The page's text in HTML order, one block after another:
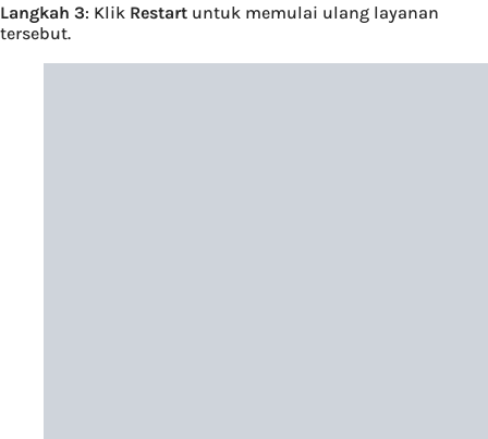
Langkah 3: Klik Restart untuk memulai ulang layanan
tersebut.